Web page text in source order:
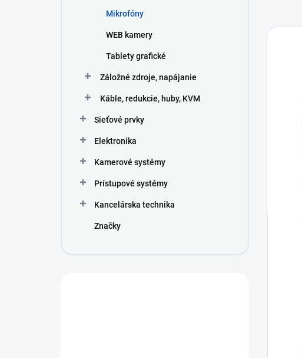
Mikrofóny
WEB kamery
Tablety grafické
Záložné zdroje, napájanie
Káble, redukcie, huby, KVM
Sieťové prvky
Elektronika
Kamerové systémy
Prístupové systémy
Kancelárska technika
Značky